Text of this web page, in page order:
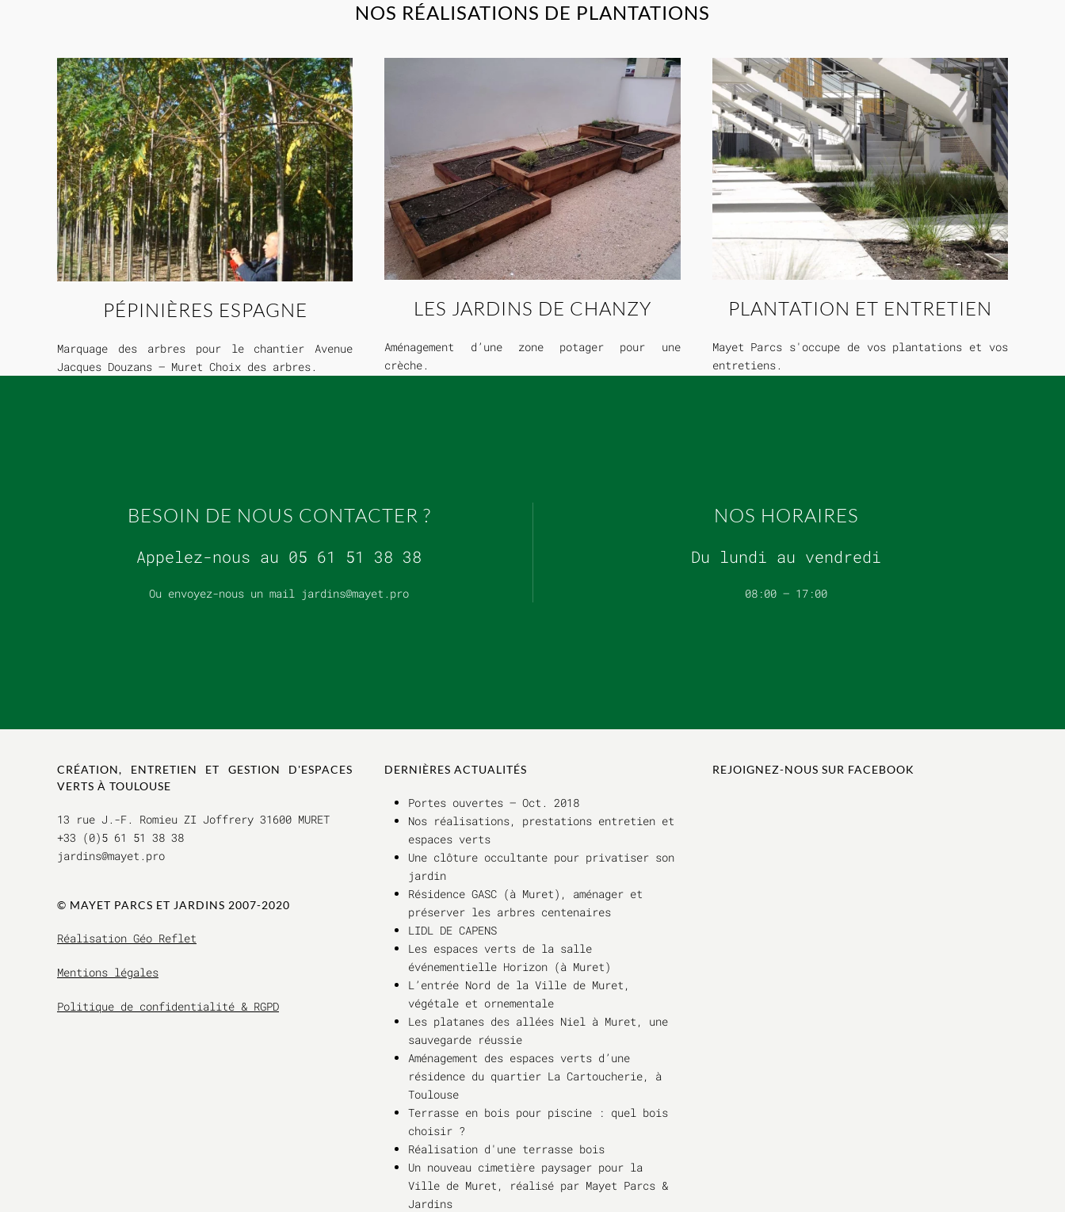
NOS RÉALISATIONS DE PLANTATIONS
PÉPINIÈRES ESPAGNE
Marquage des arbres pour le chantier Avenue
Jacques Douzans – Muret Choix des arbres.
LES JARDINS DE CHANZY
Aménagement d’une zone potager pour une
crèche.
PLANTATION ET ENTRETIEN
Mayet Parcs s'occupe de vos plantations et vos
entretiens.
BESOIN DE NOUS CONTACTER ?
Appelez-nous au 05 61 51 38 38
Ou envoyez-nous un mail jardins@mayet.pro
NOS HORAIRES
Du lundi au vendredi
08:00 – 17:00
CRÉATION, ENTRETIEN ET GESTION D'ESPACES
VERTS À TOULOUSE
13 rue J.-F. Romieu ZI Joffrery 31600 MURET
+33 (0)5 61 51 38 38
jardins@mayet.pro
© MAYET PARCS ET JARDINS 2007-2020
Réalisation Géo Reflet
Mentions légales
Politique de confidentialité & RGPD
DERNIÈRES ACTUALITÉS
Portes ouvertes – Oct. 2018
Nos réalisations, prestations entretien et
espaces verts
Une clôture occultante pour privatiser son
jardin
Résidence GASC (à Muret), aménager et
préserver les arbres centenaires
LIDL DE CAPENS
Les espaces verts de la salle
événementielle Horizon (à Muret)
L’entrée Nord de la Ville de Muret,
végétale et ornementale
Les platanes des allées Niel à Muret, une
sauvegarde réussie
Aménagement des espaces verts d’une
résidence du quartier La Cartoucherie, à
Toulouse
Terrasse en bois pour piscine : quel bois
choisir ?
Réalisation d'une terrasse bois
Un nouveau cimetière paysager pour la
Ville de Muret, réalisé par Mayet Parcs &
Jardins
REJOIGNEZ-NOUS SUR FACEBOOK